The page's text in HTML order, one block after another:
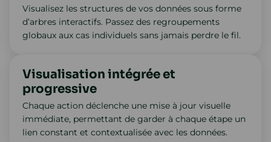
Visualisez les structures de vos données sous forme
d’arbres interactifs. Passez des regroupements
globaux aux cas individuels sans jamais perdre le fil.
Visualisation intégrée et
progressive
Chaque action déclenche une mise à jour visuelle
immédiate, permettant de garder à chaque étape un
lien constant et contextualisée avec les données.